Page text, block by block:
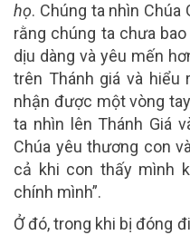
họ. Chúng ta nhìn Chúa
rằng chúng ta chưa
dịu dàng và yêu mến
trên Thánh giá và hiểu
nhận được một vòng
ta nhìn lên Thánh Giá
Chúa yêu thương con
cả khi con thấy mình
chính mình”.
Ở đó, trong khi bị đóng